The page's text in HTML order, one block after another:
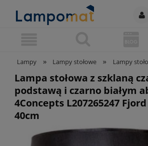
Lampy » Lampy stołowe » Lampy
Lampa stołowa z szklaną
podstawą i czarno białym
4Concepts L207265247
40cm